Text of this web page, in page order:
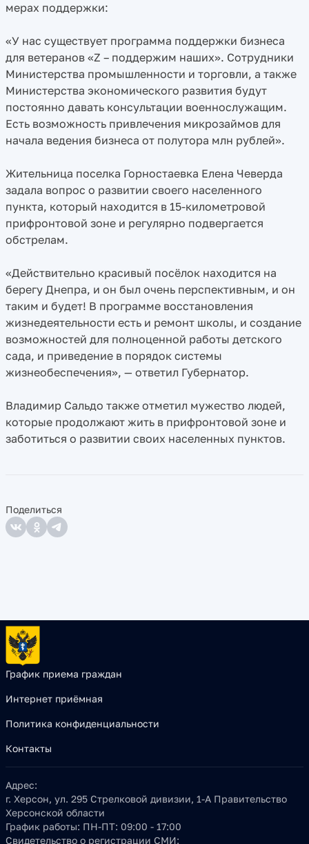
мерах поддержки:
«У нас существует программа поддержки бизнеса
для ветеранов «Z – поддержим наших». Сотрудники
Министерства промышленности и торговли, а также
Министерства экономического развития будут
постоянно давать консультации военнослужащим.
Есть возможность привлечения микрозаймов для
начала ведения бизнеса от полутора млн рублей».
Жительница поселка Горностаевка Елена Чеверда
задала вопрос о развитии своего населенного
пункта, который находится в 15-километровой
прифронтовой зоне и регулярно подвергается
обстрелам.
«Действительно красивый посёлок находится на
берегу Днепра, и он был очень перспективным, и он
таким и будет! В программе восстановления
жизнедеятельности есть и ремонт школы, и создание
возможностей для полноценной работы детского
сада, и приведение в порядок системы
жизнеобеспечения», — ответил Губернатор.
Владимир Сальдо также отметил мужество людей,
которые продолжают жить в прифронтовой зоне и
заботиться о развитии своих населенных пунктов.
Поделиться
График приема граждан
Интернет приёмная
Политика конфиденциальности
Контакты
Адрес:
г. Херсон, ул. 295 Стрелковой дивизии, 1-А Правительство
Херсонской области
График работы: ПН-ПТ: 09:00 - 17:00
Свидетельство о регистрации СМИ: